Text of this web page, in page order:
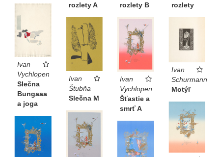
rozlety A
rozlety B
rozlety
Ivan
Vychlopen
Slečna
Bungaaa
a joga
Ivan
Schurmann
Motýľ
Ivan
Štubňa
Slečna M
Ivan
Vychlopen
Šťastie a
smrť A